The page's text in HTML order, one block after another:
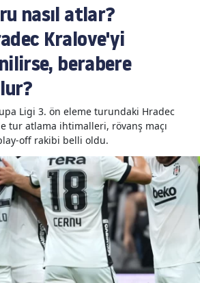
nasıl atlar?
Kralove'yi
berabere
Ligi 3. ön eleme turundaki Hradec
tur atlama ihtimalleri, rövanş maçı
off rakibi belli oldu.